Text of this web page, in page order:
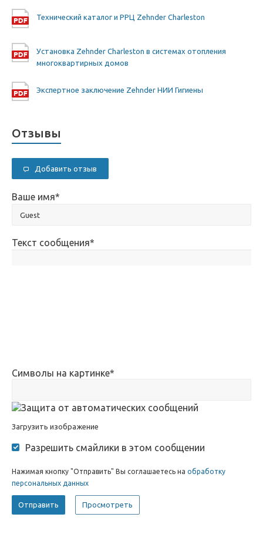
Технический каталог и РРЦ Zehnder Charleston
Установка Zehnder Charleston в системах отопления
многоквартирных домов
Экспертное заключение Zehnder НИИ Гигиены
Отзывы
Добавить отзыв
Ваше имя*
Текст сообщения*
Символы на картинке*
Загрузить изображение
Разрешить смайлики в этом сообщении
Нажимая кнопку "Отправить" Вы соглашаетесь на обработку
персональных данных